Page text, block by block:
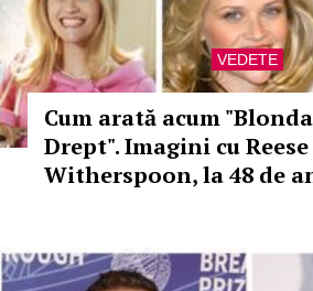
VEDETE
Cum arată acum
Drept". Imagini cu Reese
Witherspoon, la 48 de